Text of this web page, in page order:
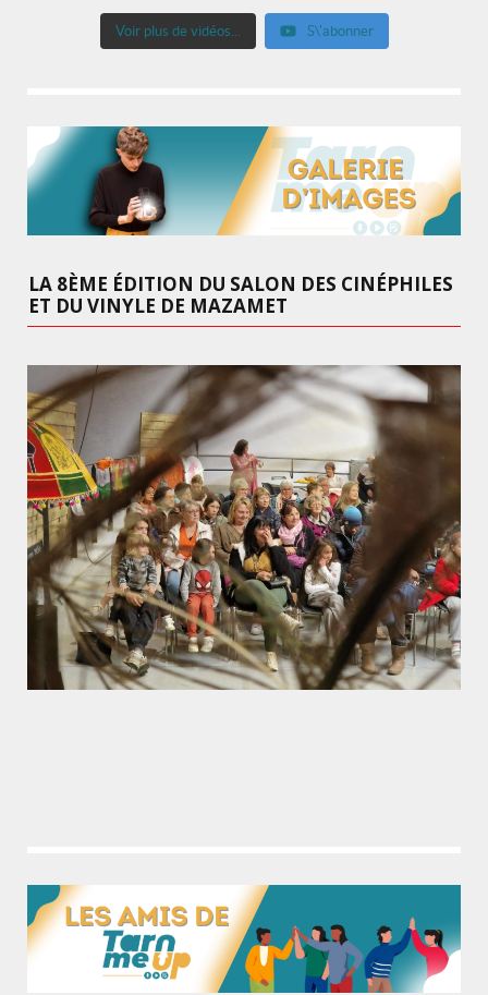
Voir plus de vidéos... S\'abonner
LA 8ÈME ÉDITION DU SALON DES CINÉPHILES
ET DU VINYLE DE MAZAMET